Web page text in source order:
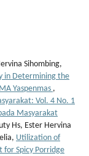
Sihombing,
in Determining the
Yaspenmas ,
Vol. 4 No. 1
Masyarakat
Hs, Ester Hervina
Utilization of
for Spicy Porridge